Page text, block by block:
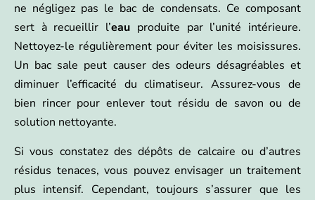
ne négligez pas le bac de condensats. Ce composant
sert à recueillir l’eau produite par l’unité intérieure.
Nettoyez-le régulièrement pour éviter les moisissures.
Un bac sale peut causer des odeurs désagréables et
diminuer l’efficacité du climatiseur. Assurez-vous de
bien rincer pour enlever tout résidu de savon ou de
solution nettoyante.
Si vous constatez des dépôts de calcaire ou d’autres
résidus tenaces, vous pouvez envisager un traitement
plus intensif. Cependant, toujours s’assurer que les